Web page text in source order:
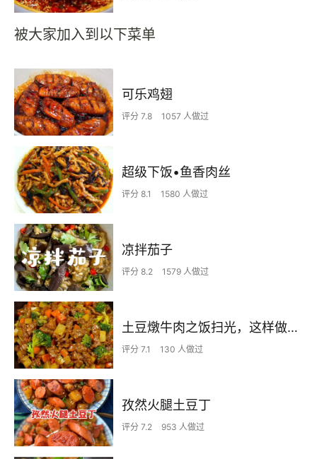
被大家加入到以下菜单
可乐鸡翅
评分 7.8 1057 人做过
超级下饭•鱼香肉丝
评分 8.1 1580 人做过
凉拌茄子
评分 8.2 1579 人做过
土豆燉牛肉之饭扫光，这样做也太香了吧，还没出锅已是浓香四溢了
评分 7.1 130 人做过
孜然火腿土豆丁
评分 7.2 953 人做过